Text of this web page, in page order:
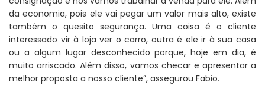
da economia, pois ele vai pegar um valor mais alto, existe
também o quesito segurança. Uma coisa é o cliente
interessado vir à loja ver o carro, outra é ele ir à sua casa
ou a algum lugar desconhecido porque, hoje em dia, é
muito arriscado. Além disso, vamos checar e apresentar a
melhor proposta a nosso cliente”, assegurou Fabio.